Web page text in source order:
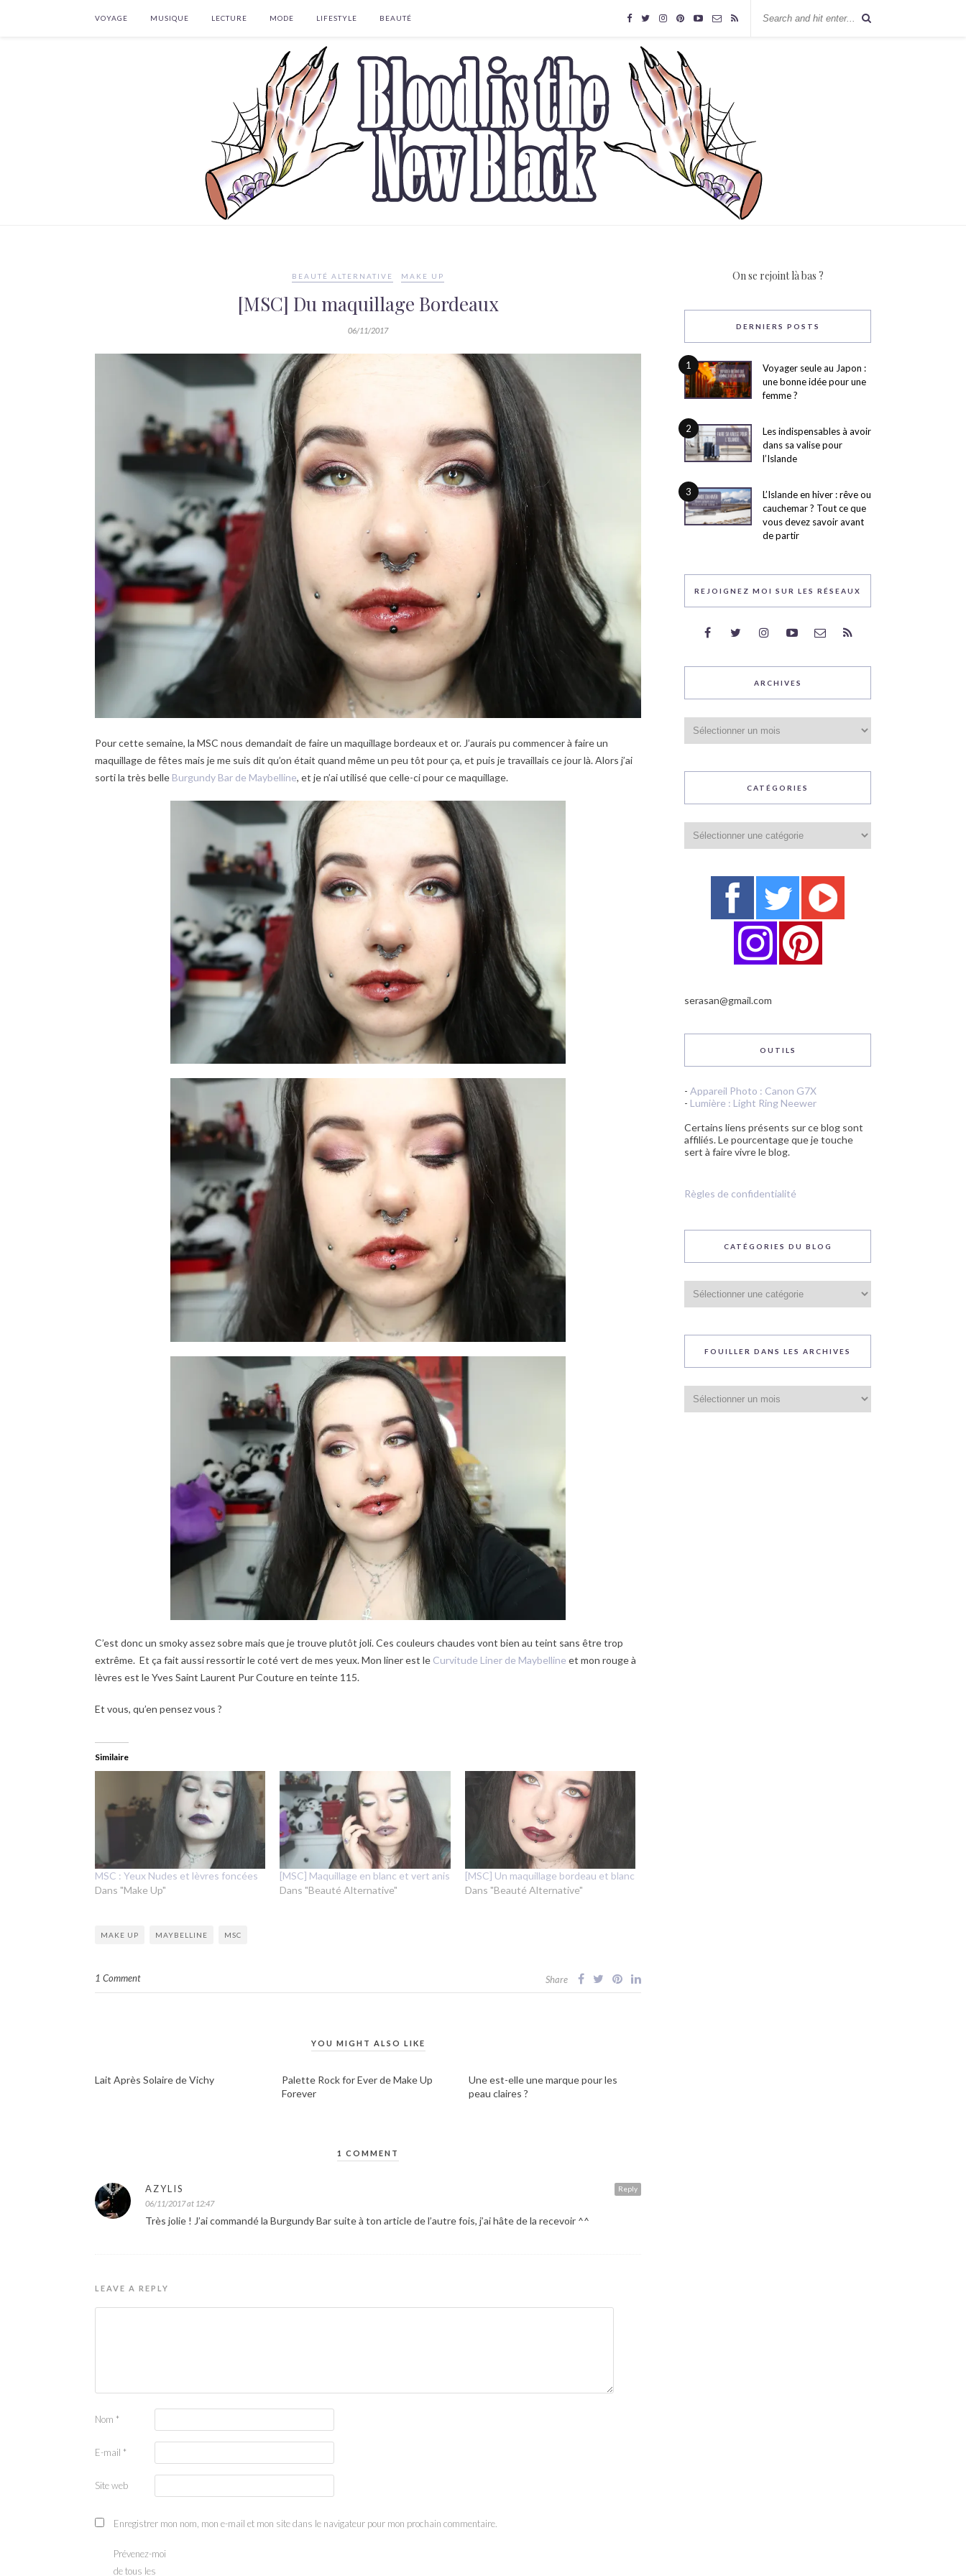
VOYAGE MUSIQUE LECTURE MODE LIFESTYLE BEAUTÉ
BEAUTÉ ALTERNATIVE MAKE UP
[MSC] Du maquillage Bordeaux
06/11/2017
Pour cette semaine, la MSC nous demandait de faire un maquillage bordeaux et or. J’aurais pu commencer à faire un
maquillage de fêtes mais je me suis dit qu’on était quand même un peu tôt pour ça, et puis je travaillais ce jour là. Alors j’ai
sorti la très belle Burgundy Bar de Maybelline, et je n’ai utilisé que celle-ci pour ce maquillage.
C’est donc un smoky assez sobre mais que je trouve plutôt joli. Ces couleurs chaudes vont bien au teint sans être trop
extrême. Et ça fait aussi ressortir le coté vert de mes yeux. Mon liner est le Curvitude Liner de Maybelline et mon rouge à
lèvres est le Yves Saint Laurent Pur Couture en teinte 115.
Et vous, qu’en pensez vous ?
Similaire
MSC : Yeux Nudes et lèvres foncées
Dans "Make Up"
[MSC] Maquillage en blanc et vert anis
Dans "Beauté Alternative"
[MSC] Un maquillage bordeau et blanc
Dans "Beauté Alternative"
MAKE UP MAYBELLINE MSC
1 Comment Share
YOU MIGHT ALSO LIKE
Lait Après Solaire de Vichy
Palette Rock for Ever de Make Up
Forever
Une est-elle une marque pour les
peau claires ?
1 COMMENT
Reply
AZYLIS
06/11/2017 at 12:47
Très jolie ! J’ai commandé la Burgundy Bar suite à ton article de l’autre fois, j’ai hâte de la recevoir ^^
LEAVE A REPLY
Nom *
E-mail *
Site web
Enregistrer mon nom, mon e-mail et mon site dans le navigateur pour mon prochain commentaire.
Prévenez-moi
de tous les
On se rejoint là bas ?
DERNIERS POSTS
1
Voyager seule au Japon :
une bonne idée pour une
femme ?
2
Les indispensables à avoir
dans sa valise pour
l’Islande
3
L’Islande en hiver : rêve ou
cauchemar ? Tout ce que
vous devez savoir avant
de partir
REJOIGNEZ MOI SUR LES RÉSEAUX
ARCHIVES
CATÉGORIES
serasan@gmail.com
OUTILS
- Appareil Photo : Canon G7X
- Lumière : Light Ring Neewer
Certains liens présents sur ce blog sont
affiliés. Le pourcentage que je touche
sert à faire vivre le blog.
Règles de confidentialité
CATÉGORIES DU BLOG
du
blog
FOUILLER DANS LES ARCHIVES
dans
les